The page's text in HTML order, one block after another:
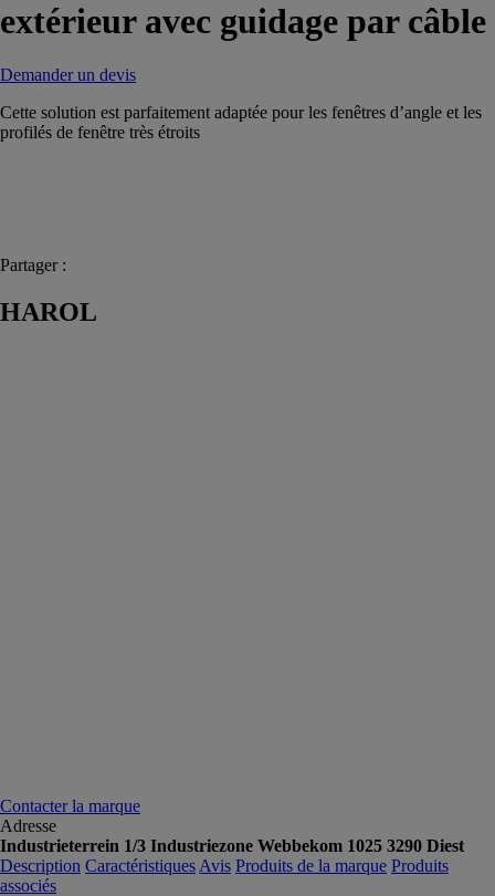
extérieur avec guidage par câble
Demander un devis
Cette solution est parfaitement adaptée pour les fenêtres d’angle et les
profilés de fenêtre très étroits
Partager :
HAROL
Contacter la marque
Adresse
Industrieterrein 1/3 Industriezone Webbekom 1025 3290 Diest
Description Caractéristiques Avis Produits de la marque Produits
associés